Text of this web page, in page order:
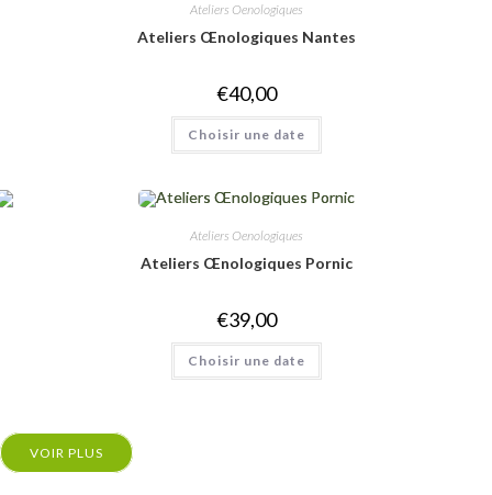
choisies
produit
Ateliers Oenologiques
Ateliers Œnologiques Nantes
€40,00
Choisir une date
Ce
a
Les
choisies
produit
Ateliers Oenologiques
Ateliers Œnologiques Pornic
€39,00
Choisir une date
Ce
a
VOIR PLUS